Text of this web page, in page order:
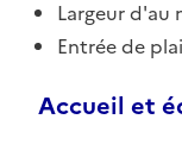
Largeur d'au
Entrée de
Accueil et